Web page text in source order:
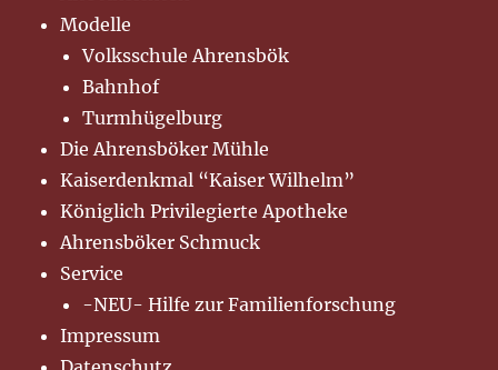
Modelle
Volksschule Ahrensbök
Bahnhof
Turmhügelburg
Die Ahrensböker Mühle
Kaiserdenkmal “Kaiser Wilhelm”
Königlich Privilegierte Apotheke
Ahrensböker Schmuck
Service
-NEU- Hilfe zur Familienforschung
Impressum